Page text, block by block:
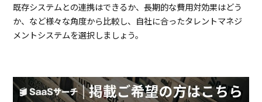
既存システムとの連携はできるか、長期的な費用対効果はどう
か、など様々な角度から比較し、自社に合ったタレントマネジ
メントシステムを選択しましょう。